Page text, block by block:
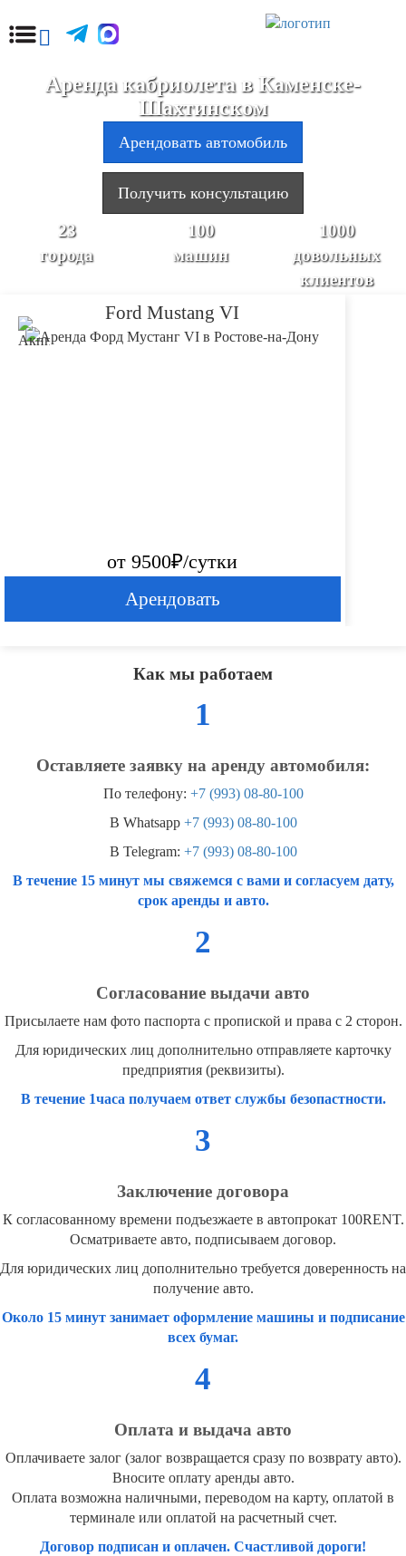
Аренда кабриолета в Каменске-
Шахтинском
Арендовать автомобиль
Получить консультацию
23
города
100
машин
1000
довольных
клиентов
Ford Mustang VI
от 9500₽/сутки
Арендовать
Как мы работаем
1
Оставляете заявку на аренду автомобиля:
По телефону: +7 (993) 08-80-100
В Whatsapp +7 (993) 08-80-100
В Telegram: +7 (993) 08-80-100
В течение 15 минут мы свяжемся с вами и согласуем дату,
срок аренды и авто.
2
Согласование выдачи авто
Присылаете нам фото паспорта с пропиской и права с 2 сторон.
Для юридических лиц дополнительно отправляете карточку
предприятия (реквизиты).
В течение 1часа получаем ответ службы безопастности.
3
Заключение договора
К согласованному времени подъезжаете в автопрокат 100RENT.
Осматриваете авто, подписываем договор.
Для юридических лиц дополнительно требуется доверенность на
получение авто.
Около 15 минут занимает оформление машины и подписание
всех бумаг.
4
Оплата и выдача авто
Оплачиваете залог (залог возвращается сразу по возврату авто).
Вносите оплату аренды авто.
Оплата возможна наличными, переводом на карту, оплатой в
терминале или оплатой на расчетный счет.
Договор подписан и оплачен. Счастливой дороги!